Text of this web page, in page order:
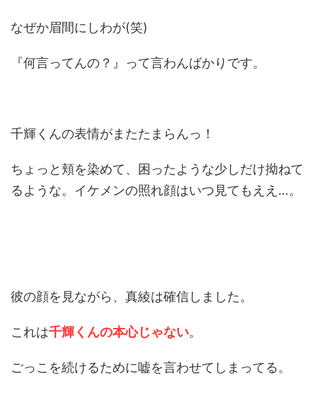
なぜか眉間にしわが(笑)
『何言ってんの？』って言わんばかりです。
千輝くんの表情がまたたまらんっ！
ちょっと頬を染めて、困ったような少しだけ拗ねて
るような。イケメンの照れ顔はいつ見てもええ…。
彼の顔を見ながら、真綾は確信しました。
これは千輝くんの本心じゃない。
ごっこを続けるために嘘を言わせてしまってる。